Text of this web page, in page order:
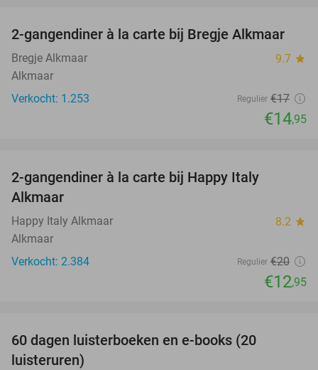
12%
2-gangendiner à la carte bij Bregje Alkmaar
Bregje Alkmaar 9.7 star
Alkmaar
Verkocht: 1.253
Regulier €17
€14,95
2-gangendiner à la carte bij Happy Italy
Alkmaar
Happy Italy Alkmaar 8.2 star
Alkmaar
Verkocht: 2.384
Regulier €20
€12,95
60 dagen luisterboeken en e-books (20
luisteruren)